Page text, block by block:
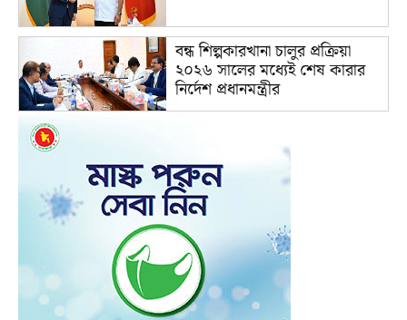
বন্ধ শিল্পকারখানা চালুর প্রক্রিয়া
২০২৬ সালের মধ্যেই শেষ কারার
নির্দেশ প্রধানমন্ত্রীর